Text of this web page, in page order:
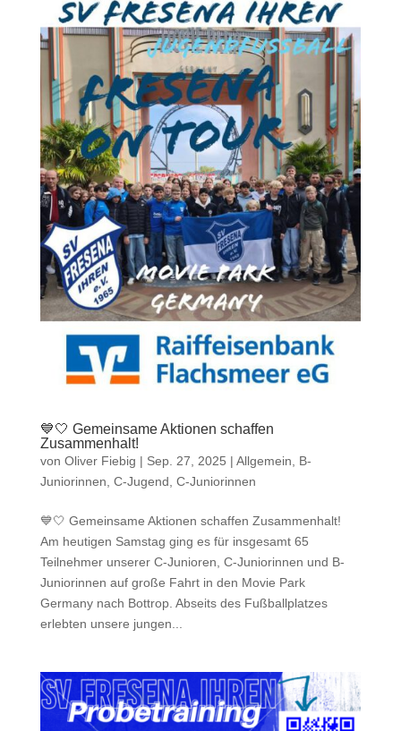
💙🤍 Gemeinsame Aktionen schaffen
Zusammenhalt!
von Oliver Fiebig | Sep. 27, 2025 | Allgemein
B-
Juniorinnen C-Jugend C-Juniorinnen
💙🤍 Gemeinsame Aktionen schaffen Zusammenhalt!
Am heutigen Samstag ging es für insgesamt 65
Teilnehmer unserer C-Junioren, C-Juniorinnen und B-
Juniorinnen auf große Fahrt in den Movie Park
Germany nach Bottrop. Abseits des Fußballplatzes
erlebten unsere jungen...